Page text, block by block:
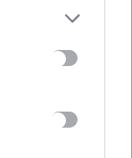
και τα